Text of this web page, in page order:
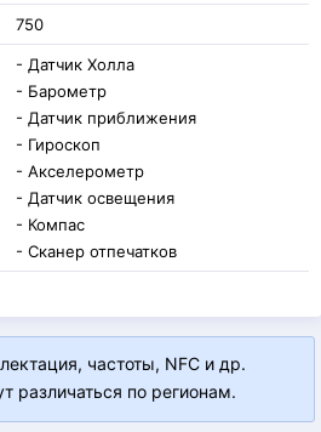
750
- Датчик Холла
- Барометр
- Датчик приближения
- Гироскоп
- Акселерометр
- Датчик освещения
- Компас
- Сканер отпечатков
частоты, NFC и др.
различаться по регионам.